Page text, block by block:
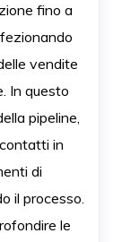
fino a
vendite
In questo
pipeline,
in
di
il processo.
le